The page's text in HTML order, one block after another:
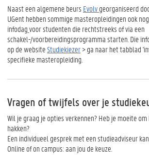
Naast een algemene beurs Evolvgeorganiseerd
UGent hebben sommige masteropleidingen ook
infodagvoor studenten die rechtstreeks of via een
schakel-/voorbereidingsprogramma starten. Die
op de websiteStudiekiezer> ga naar het tabblad
specifieke masteropleiding.
Vragen of twijfels over je
Wil je graag je opties verkennen? Heb je moeite
hakken?
Een individueel gesprek met een studieadviseur
Online of on campus: aan jou de keuze.